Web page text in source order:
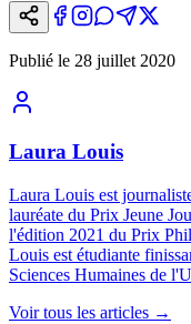
Publié le 28 juillet 2020
Laura Louis
Laura Louis est
lauréate du Prix Jeune
l'édition 2021 du Prix
Louis est étudiante
Sciences Humaines de
Voir tous les articles →